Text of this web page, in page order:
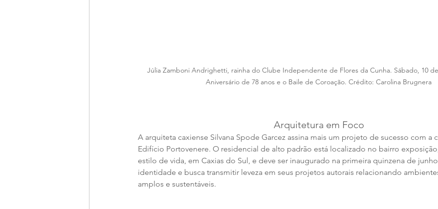
Júlia Zamboni Andrighetti, rainha do Clube Independente de Flores da Cunha. Sábado, 10
Aniversário de 78 anos e o Baile de Coroação. Crédito: Carolina Brugnera
Arquitetura em Foco
A arquiteta caxiense Silvana Spode Garcez assina mais um projeto de sucesso com a
Edifício Portovenere. O residencial de alto padrão está localizado no bairro
estilo de vida, em Caxias do Sul, e deve ser inaugurado na primeira quinzena de
identidade e busca transmitir leveza em seus projetos autorais relacionando
amplos e sustentáveis.